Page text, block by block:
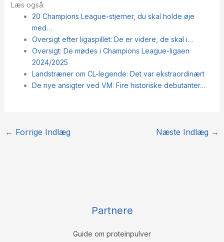
Læs også:
20 Champions League-stjerner, du skal holde øje
med…
Oversigt efter ligaspillet: De er videre, de skal i…
Oversigt: De mødes i Champions League-ligaen
2024/2025
Landstræner om CL-legende: Det var ekstraordinært
De nye ansigter ved VM: Fire historiske debutanter…
← Forrige Indlæg Næste Indlæg →
Partnere
Guide om proteinpulver